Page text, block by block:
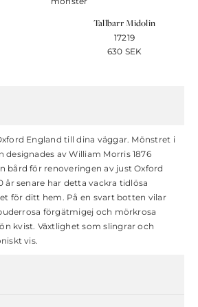
Tallbarr Midolin
17219
630 SEK
England till dina väggar. Mönstret i
designades av William Morris 1876
bård för renoveringen av just Oxford
år senare har detta vackra tidlösa
för ditt hem. På en svart botten vilar
förgätmigej och mörkrosa
kvist. Växtlighet som slingrar och
vis.